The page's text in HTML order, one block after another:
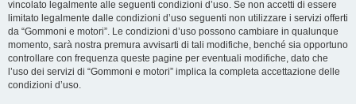
vincolato legalmente alle seguenti condizioni d’uso. Se non accetti di essere
limitato legalmente dalle condizioni d’uso seguenti non utilizzare i servizi offerti
da “Gommoni e motori”. Le condizioni d’uso possono cambiare in qualunque
momento, sarà nostra premura avvisarti di tali modifiche, benché sia opportuno
controllare con frequenza queste pagine per eventuali modifiche, dato che
l’uso dei servizi di “Gommoni e motori” implica la completa accettazione delle
condizioni d’uso.